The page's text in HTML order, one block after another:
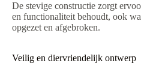
De stevige constructie zorgt
en functionaliteit behoudt, ook
opgezet en afgebroken.
Veilig en diervriendelijk ontwerp